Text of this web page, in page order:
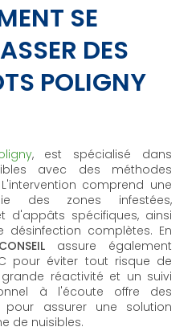
SE
DES
POLIGNY
, est spécialisé dans
avec des méthodes
comprend une
des zones infestées,
d'appâts spécifiques, ainsi
complètes. En
assure également
pour éviter tout risque de
réactivité et un suivi
à l'écoute offre des
pour assurer une solution
de nuisibles.